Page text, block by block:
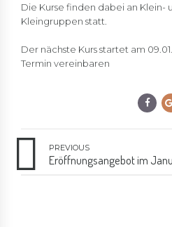
Die Kurse finden dabei an Klein-
Kleingruppen statt.
Der nächste Kurs startet am
Termin vereinbaren
PREVIOUS
Eröffnungsangebot im